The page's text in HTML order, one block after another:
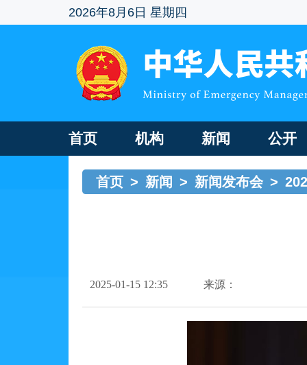
2026年8月6日 星期四
首页 机构 新闻 公开
首页 > 新闻 > 新闻发布会 >
2025-01-15 12:35 来源：